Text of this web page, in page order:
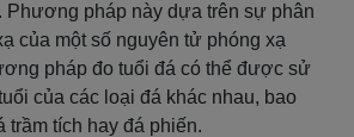
Phương pháp này dựa trên sự phân
của một số nguyên tử phóng xạ
pháp đo tuổi đá có thể được sử
của các loại đá khác nhau, bao
trầm tích hay đá phiến.